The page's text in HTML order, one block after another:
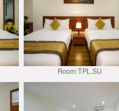
Room:TPL.SU